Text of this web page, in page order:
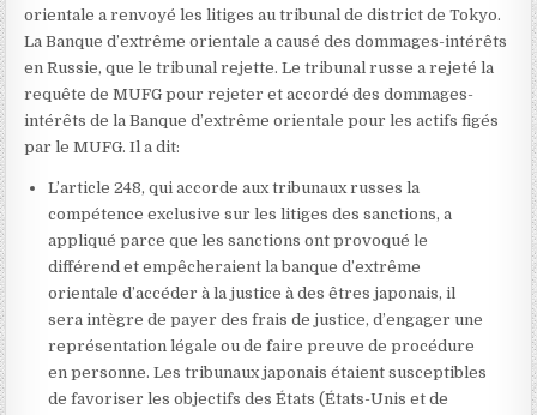
orientale a renvoyé les litiges au tribunal de district de Tokyo.
La Banque d’extrême orientale a causé des dommages-intérêts
en Russie, que le tribunal rejette. Le tribunal russe a rejeté la
requête de MUFG pour rejeter et accordé des dommages-
intérêts de la Banque d’extrême orientale pour les actifs figés
par le MUFG. Il a dit:
L’article 248, qui accorde aux tribunaux russes la
compétence exclusive sur les litiges des sanctions, a
appliqué parce que les sanctions ont provoqué le
différend et empêcheraient la banque d’extrême
orientale d’accéder à la justice à des êtres japonais, il
sera intègre de payer des frais de justice, d’engager une
représentation légale ou de faire preuve de procédure
en personne. Les tribunaux japonais étaient susceptibles
de favoriser les objectifs des États (États-Unis et de